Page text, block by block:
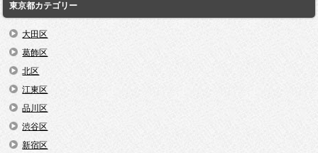
東京都カテゴリー
大田区
葛飾区
北区
江東区
品川区
渋谷区
新宿区